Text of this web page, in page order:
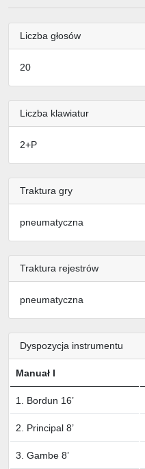
Liczba głosów
20
Liczba klawiatur
2+P
Traktura gry
pneumatyczna
Traktura rejestrów
pneumatyczna
Dyspozycja instrumentu
Manuał I
1. Bordun 16’
2. Principal 8’
3. Gambe 8’